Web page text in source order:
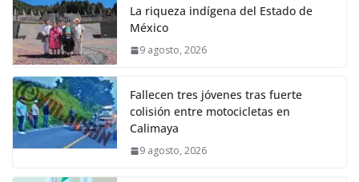
La riqueza indígena del Estado de
México
9 agosto, 2026
Fallecen tres jóvenes tras fuerte
colisión entre motocicletas en
Calimaya
9 agosto, 2026